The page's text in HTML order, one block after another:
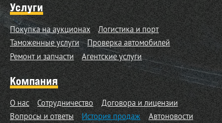
Услуги
Покупка на аукционах
Логистика и порт
Таможенные услуги
Проверка автомобилей
Ремонт и запчасти
Агентские услуги
Компания
О нас Сотрудничество
Договора и лицензии
Вопросы и ответы
История продаж Автоновости